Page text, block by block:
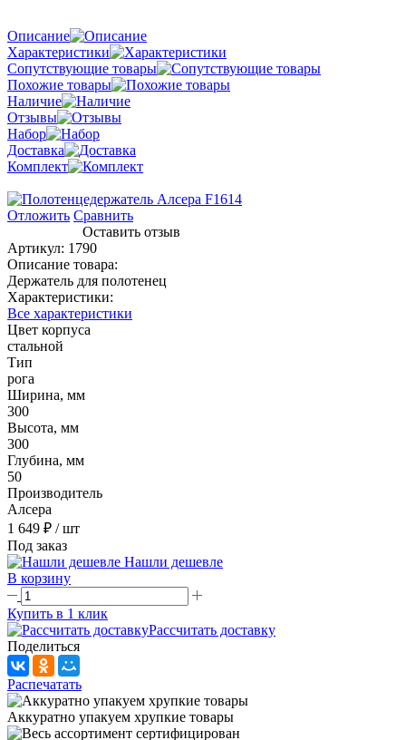
Описание
Характеристики
Сопутствующие товары
Похожие товары
Наличие
Отзывы
Набор
Доставка
Комплект
Отложить Сравнить
Оставить отзыв
Артикул: 1790
Описание товара:
Держатель для полотенец
Характеристики:
Все характеристики
Цвет корпуса
стальной
Тип
рога
Ширина, мм
300
Высота, мм
300
Глубина, мм
50
Производитель
Алсера
1 649 ₽ / шт
Под заказ
Нашли дешевле
В корзину
Купить в 1 клик
Рассчитать доставку
Поделиться
Распечатать
Аккуратно упакуем хрупкие товары